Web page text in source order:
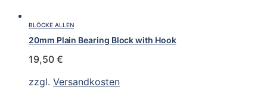
BLÖCKE ALLEN
20mm Plain Bearing Block with Hook
19,50 €
zzgl. Versandkosten